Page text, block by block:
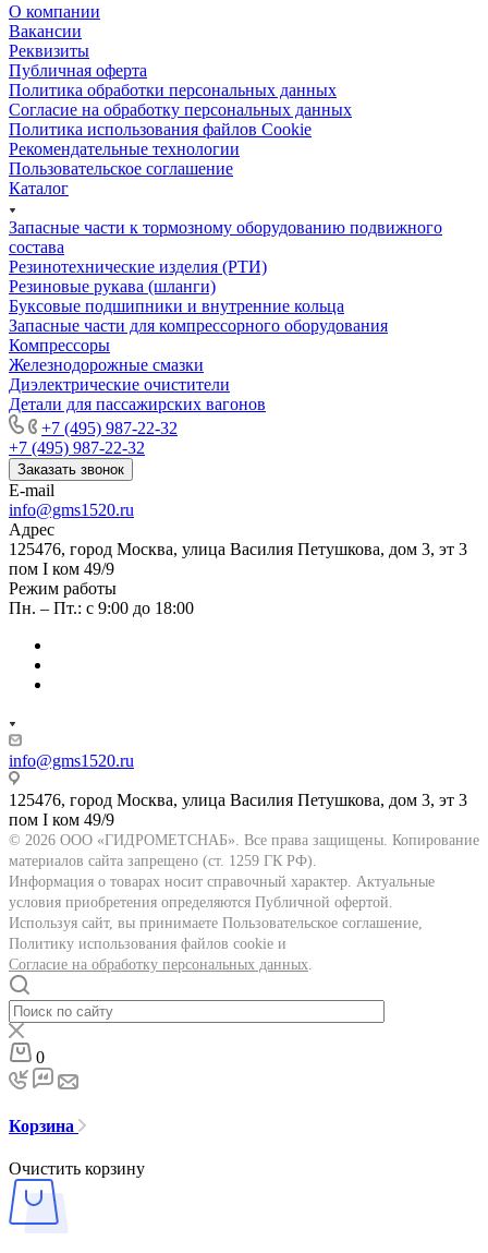
О компании
Вакансии
Реквизиты
Публичная оферта
Политика обработки персональных данных
Cогласие на обработку персональных данных
Политика использования файлов Cookie
Рекомендательные технологии
Пользовательское соглашение
Каталог
Запасные части к тормозному оборудованию подвижного
состава
Резинотехнические изделия (РТИ)
Резиновые рукава (шланги)
Буксовые подшипники и внутренние кольца
Запасные части для компрессорного оборудования
Компрессоры
Железнодорожные смазки
Диэлектрические очистители
Детали для пассажирских вагонов
+7 (495) 987-22-32
+7 (495) 987-22-32
Заказать звонок
E-mail
info@gms1520.ru
Адрес
125476, город Москва, улица Василия Петушкова, дом 3, эт 3
пом I ком 49/9
Режим работы
Пн. – Пт.: с 9:00 до 18:00
info@gms1520.ru
125476, город Москва, улица Василия Петушкова, дом 3, эт 3
пом I ком 49/9
© 2026 ООО «ГИДРОМЕТСНАБ». Все права защищены. Копирование
материалов сайта запрещено (ст. 1259 ГК РФ).
Информация о товарах носит справочный характер. Актуальные
условия приобретения определяются Публичной офертой.
Используя сайт, вы принимаете Пользовательское соглашение,
Политику использования файлов cookie и
Согласие на обработку персональных данных
0
Корзина
Очистить корзину